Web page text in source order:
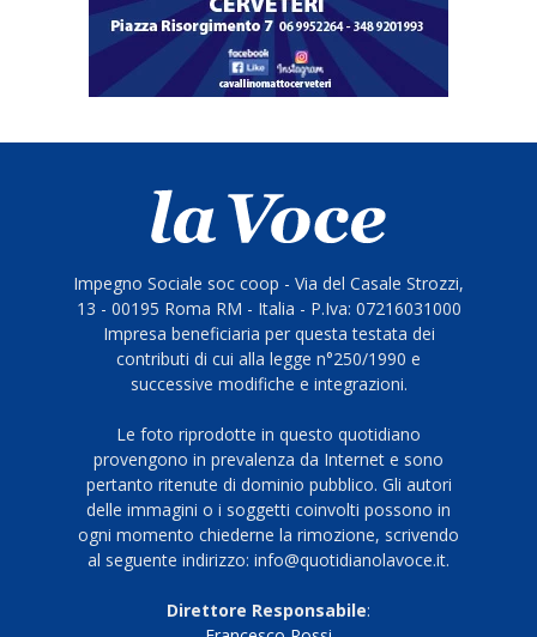
Impegno Sociale soc coop - Via del Casale Strozzi,
13 - 00195 Roma RM - Italia - P.Iva: 07216031000
Impresa beneficiaria per questa testata dei
contributi di cui alla legge n°250/1990 e
successive modifiche e integrazioni.
Le foto riprodotte in questo quotidiano
provengono in prevalenza da Internet e sono
pertanto ritenute di dominio pubblico. Gli autori
delle immagini o i soggetti coinvolti possono in
ogni momento chiederne la rimozione, scrivendo
al seguente indirizzo: info@quotidianolavoce.it.
Direttore Responsabile: